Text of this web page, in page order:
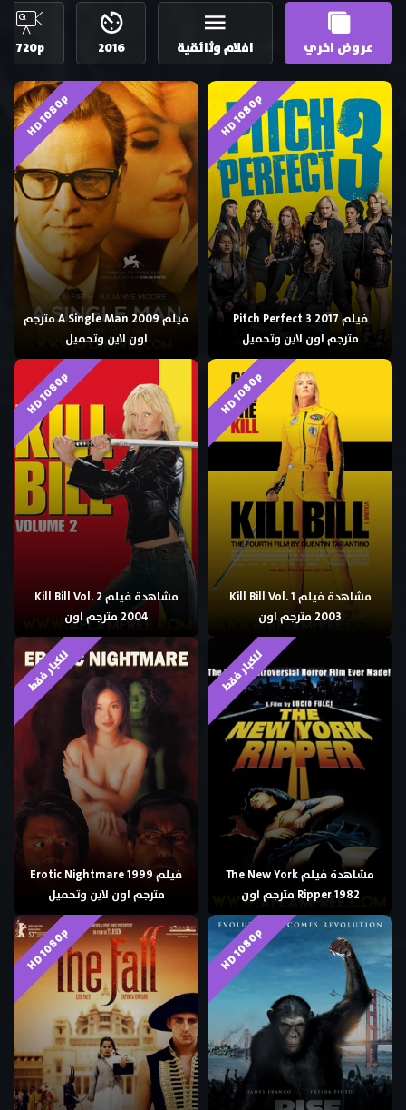
عروض اخري افلام وثائقية 2016
720p
HD 1080p
فيلم Pitch Perfect 3 2017
مترجم اون لاين وتحميل
HD 1080p
فيلم A Single Man 2009 مترجم
اون لاين وتحميل
HD 1080p
مشاهدة فيلم Kill Bill Vol. 1
2003 مترجم اون
HD 1080p
مشاهدة فيلم Kill Bill Vol. 2
2004 مترجم اون
للكبار فقط
مشاهدة فيلم The New York
Ripper 1982 مترجم اون
للكبار فقط
فيلم Erotic Nightmare 1999
مترجم اون لاين وتحميل
HD 1080p
HD 1080p